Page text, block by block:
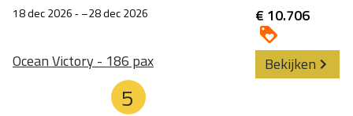
18 dec 2026‐ 28 dec 2026
Ocean Victory - 186 pax
€ 10.706
5
Bekijken